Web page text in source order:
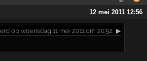
12 mei 2011 12:56
op woensdag 11 mei 2011 om 20:52: ▶